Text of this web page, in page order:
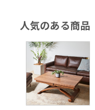
人気のある商品